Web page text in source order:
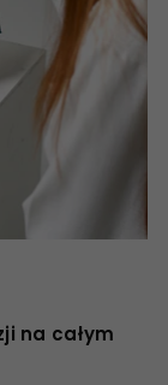
na całym